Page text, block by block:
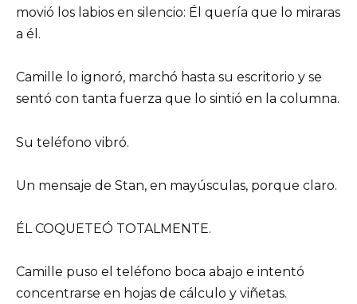
movió los labios en silencio: Él quería que lo miraras
a él.
Camille lo ignoró, marchó hasta su escritorio y se
sentó con tanta fuerza que lo sintió en la columna.
Su teléfono vibró.
Un mensaje de Stan, en mayúsculas, porque claro.
ÉL COQUETEÓ TOTALMENTE.
Camille puso el teléfono boca abajo e intentó
concentrarse en hojas de cálculo y viñetas.